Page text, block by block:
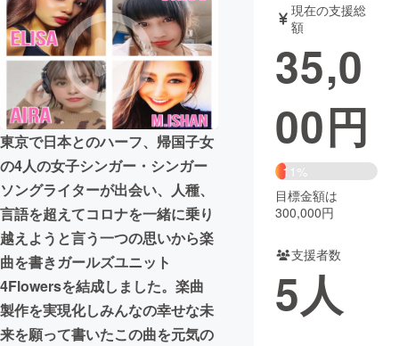
テクノロジー・ガジェット
映像・映画 書籍・雑誌
ビジネス・起業 チャレンジ
まちづくり・地域活性化
CAMPFIRE for Social Good
CAMPFIRE Creation
CAMPFIREふるさと納税 machi-ya コミュニティ
東京で日本とのハーフ、帰国子女
の4人の女子シンガー・シンガー
ソングライターが出会い、人種、
言語を超えてコロナを一緒に乗り
越えようと言う一つの思いから楽
曲を書きガールズユニット
4Flowersを結成しました。楽曲
製作を実現化しみんなの幸せな未
来を願って書いたこの曲を元気の
現在の支援総
額
35,0
00円
11%
目標金額は
300,000円
支援者数
5人